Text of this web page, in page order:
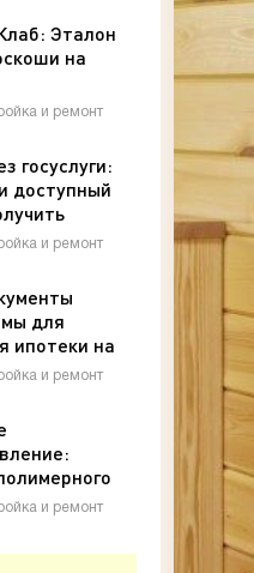
Эталон
на
и ремонт
госуслуги:
доступный
и ремонт
для
ипотеки на
и ремонт
и ремонт